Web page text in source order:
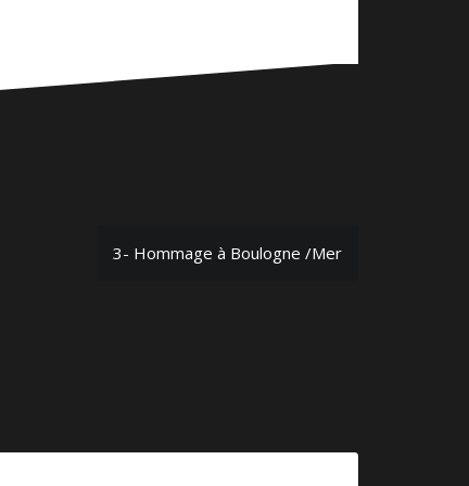
3- Hommage à Boulogne /Mer